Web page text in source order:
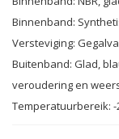
Binnenband:
Versteviging:
Buitenband: Glad,
veroudering en
Temperatuurbereik: -